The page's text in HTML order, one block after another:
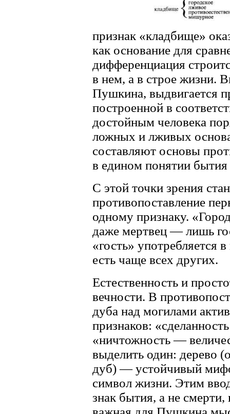
признак «кладбище»
как основание для
дифференциация
в нем, а в строе жизни.
Пушкина, выдвигается
построенной в
достойным человека
ложных и лживых
составляют основы
в едином понятии
С этой точки зрения
противопоставление
одному признаку.
даже мертвец — лишь
«гость» употребляется
есть чаще всех других.
Естественность и
вечности. В
дуба над могилами
признаков:
«ничтожность —
выделить один: дерево
дуб) — устойчивый
символ жизни. Этим
знак бытия, а не